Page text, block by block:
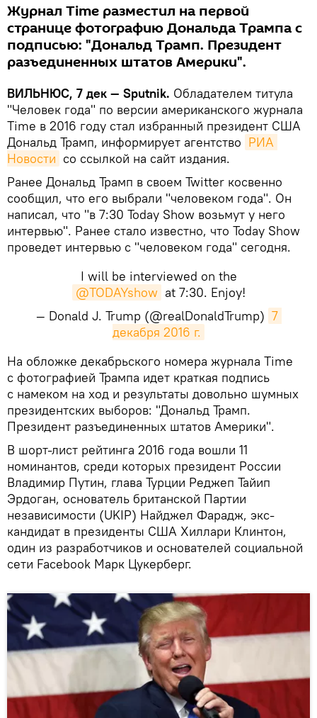
Журнал Time разместил на первой
странице фотографию Дональда Трампа с
подписью: "Дональд Трамп. Президент
разъединенных штатов Америки".
ВИЛЬНЮС, 7 дек — Sputnik. Обладателем титула
"Человек года" по версии американского журнала
Time в 2016 году стал избранный президент США
Дональд Трамп, информирует агентство РИА
Новости со ссылкой на сайт издания.
Ранее Дональд Трамп в своем Twitter косвенно
сообщил, что его выбрали "человеком года". Он
написал, что "в 7:30 Today Show возьмут у него
интервью". Ранее стало известно, что Today Show
проведет интервью с "человеком года" сегодня.
I will be interviewed on the
@TODAYshow at 7:30. Enjoy!
— Donald J. Trump (@realDonaldTrump) 7
декабря 2016 г.
На обложке декабрьского номера журнала Time
с фотографией Трампа идет краткая подпись
с намеком на ход и результаты довольно шумных
президентских выборов: "Дональд Трамп.
Президент разъединенных штатов Америки".
В шорт-лист рейтинга 2016 года вошли 11
номинантов, среди которых президент России
Владимир Путин, глава Турции Реджеп Тайип
Эрдоган, основатель британской Партии
независимости (UKIP) Найджел Фарадж, экс-
кандидат в президенты США Хиллари Клинтон,
один из разработчиков и основателей социальной
сети Facebook Марк Цукерберг.